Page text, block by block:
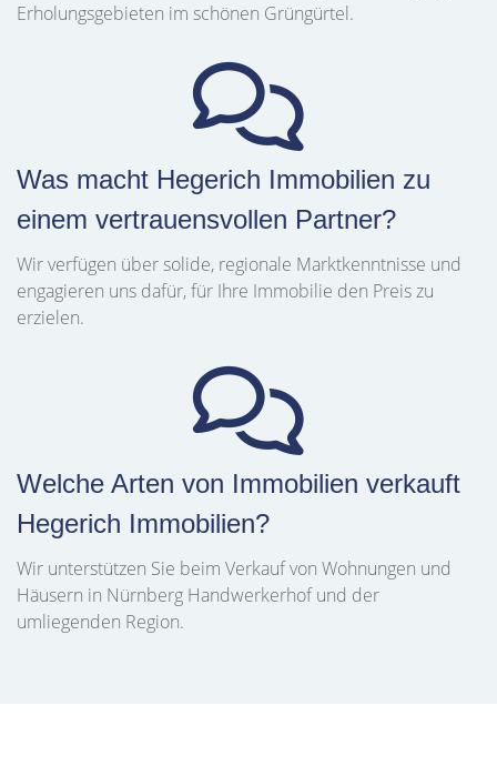
Erholungsgebieten im schönen Grüngürtel.
Was macht Hegerich Immobilien zu
einem vertrauensvollen Partner?
Wir verfügen über solide, regionale Marktkenntnisse und
engagieren uns dafür, für Ihre Immobilie den Preis zu
erzielen.
Welche Arten von Immobilien verkauft
Hegerich Immobilien?
Wir unterstützen Sie beim Verkauf von Wohnungen und
Häusern in Nürnberg Handwerkerhof und der
umliegenden Region.